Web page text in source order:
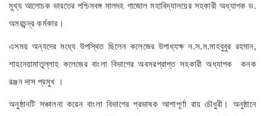
মুখ্য আলোচক ভারতের পশ্চিমবঙ্গ মালদহ গাজোল মহাবিদ্যালয়ের সহকারী অধ্যাপক ড.
অমরচন্দ্র কর্মকার ।
এসময় অন্যদের মধ্যে উপস্থিত ছিলেন কলেজের উপাধ্যক্ষ ন.স.ম.মাহবুবুর রহমান,
শাহনেয়ামাতুল্লাহ কলেজের বাংলা বিভাগের অবসরপ্রাপ্ত সহকারী অধ্যাপক
কনক
রঞ্জন দাস প্রমুখ ।
অনুষ্ঠানটি সঞ্চালনা করেন বাংলা বিভাগের প্রভাষক আশাপূর্ণা রায় চৌধুরী।
অনুষ্ঠানে